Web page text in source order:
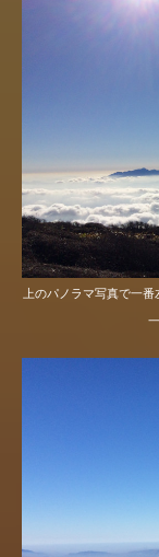
上のパノラマ写真で一